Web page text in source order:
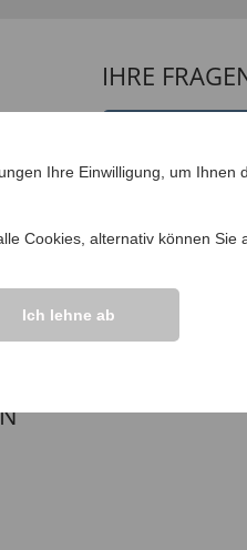
IHRE
Ihre Einwilligung, um Ihnen
Cookies, alternativ können Sie
Ich lehne ab